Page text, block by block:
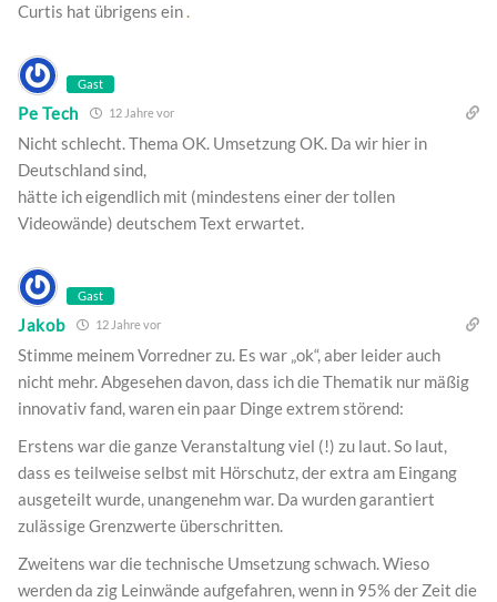
Curtis hat übrigens ein.
Gast
Pe Tech 12 Jahre vor
Nicht schlecht. Thema OK. Umsetzung OK. Da wir hier in
Deutschland sind,
hätte ich eigendlich mit (mindestens einer der tollen
Videowände) deutschem Text erwartet.
Gast
Jakob 12 Jahre vor
Stimme meinem Vorredner zu. Es war „ok“, aber leider auch
nicht mehr. Abgesehen davon, dass ich die Thematik nur mäßig
innovativ fand, waren ein paar Dinge extrem störend:
Erstens war die ganze Veranstaltung viel (!) zu laut. So laut,
dass es teilweise selbst mit Hörschutz, der extra am Eingang
ausgeteilt wurde, unangenehm war. Da wurden garantiert
zulässige Grenzwerte überschritten.
Zweitens war die technische Umsetzung schwach. Wieso
werden da zig Leinwände aufgefahren, wenn in 95% der Zeit die